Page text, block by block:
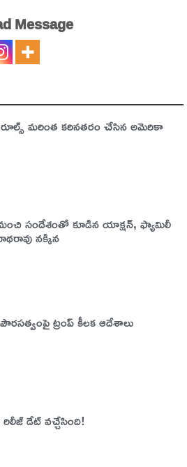
Message
రూల్స్‌ మరింత కఠినతరం చేసిన అమెరికా
సందేశంతో కూడిన యాక్షన్, ఫ్యామిలీ
నక్కిన
ట్రంప్ కీలక ఆదేశాలు
డేట్ వచ్చేసింది!